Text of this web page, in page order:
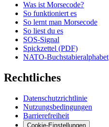
Was ist Morsecode?
So funktioniert es
So lernt man Morsecode
So liest du es
SOS-Signal
Spickzettel (PDF)
NATO-Buchstabieralphabet
Rechtliches
Datenschutzrichtlinie
Nutzungsbedingungen
Barrierefreiheit
Cookie-Einstellungen